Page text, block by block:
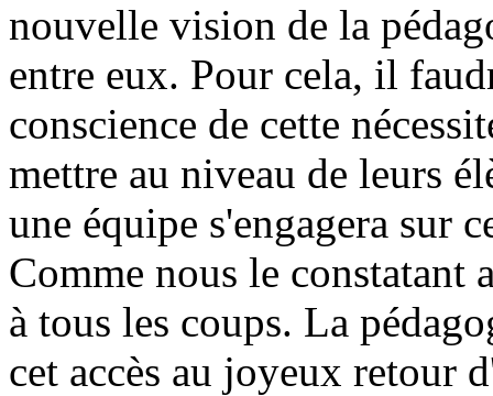
nouvelle vision de la
entre eux. Pour cela, il
conscience de cette
mettre au niveau de leurs
une équipe s'engagera sur
Comme nous le constatant
à tous les coups. La
cet accès au joyeux retour